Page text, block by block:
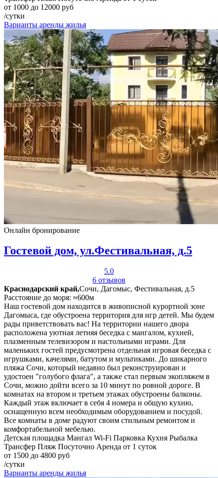
от 1000 до 12000 руб
/сутки
Варианты аренды жилья
Онлайн бронирование
Гостевой дом, ул.Фестивальная, д.5
5.0
6 отзывов
Краснодарский край,Сочи, Дагомыс, Фестивальная, д.5
Расстояние до моря: ≈600м
Наш гостевой дом находится в живописной курортной зоне
Дагомыса, где обустроена территория для игр детей. Мы будем
рады приветствовать вас! На территории нашего двора
расположена уютная летняя беседка с мангалом, кухней,
плазменным телевизором и настольными играми. Для
маленьких гостей предусмотрена отдельная игровая беседка с
игрушками, качелями, батутом и мультиками. До шикарного
пляжа Сочи, который недавно был реконструирован и
удостоен "голубого флага", а также стал первым экопляжем в
Сочи, можно дойти всего за 10 минут по ровной дороге. В
комнатах на втором и третьем этажах обустроены балконы.
Каждый этаж включает в себя 4 номера и общую кухню,
оснащенную всем необходимым оборудованием и посудой.
Все комнаты в доме радуют своим стильным ремонтом и
комфортабельной мебелью.
Детская площадка Мангал Wi-Fi Парковка Кухня Рыбалка
Трансфер Пляж Посуточно Аренда от 1 суток
от 1500 до 4800 руб
/сутки
Варианты аренды жилья